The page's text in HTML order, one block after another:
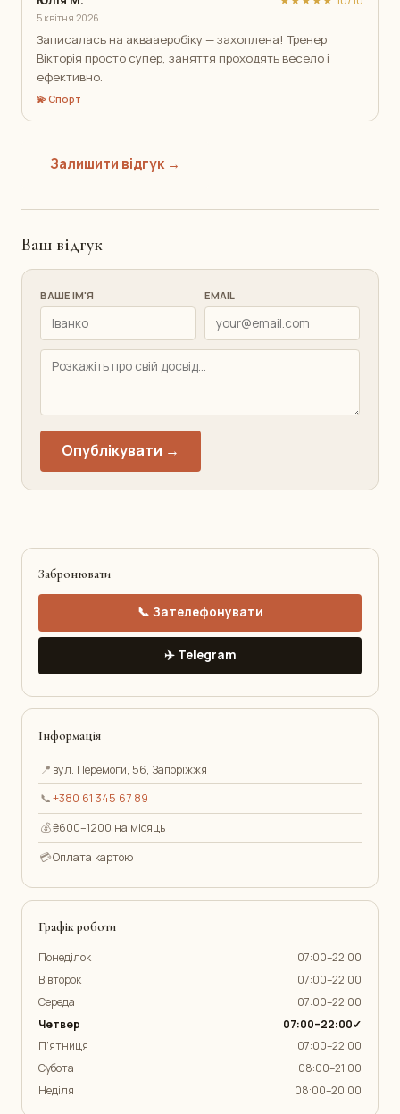
5 квітня 2026
Записалась на аквааеробіку — захоплена! Тренер
Вікторія просто супер, заняття проходять весело і
ефективно.
💫 Спорт
Залишити відгук →
Ваш відгук
ВАШЕ ІМ'Я EMAIL
Опублікувати →
Забронювати
📞 Зателефонувати
✈️ Telegram
Інформація
📍 вул. Перемоги, 56, Запоріжжя
📞+380 61 345 67 89
💰₴600–1200 на місяць
💳Оплата картою
Графік роботи
Понеділок
07:00–22:00
Вівторок
07:00–22:00
Середа
07:00–22:00
Четвер
07:00–22:00✓
П'ятниця
07:00–22:00
Субота
08:00–21:00
Неділя
08:00–20:00